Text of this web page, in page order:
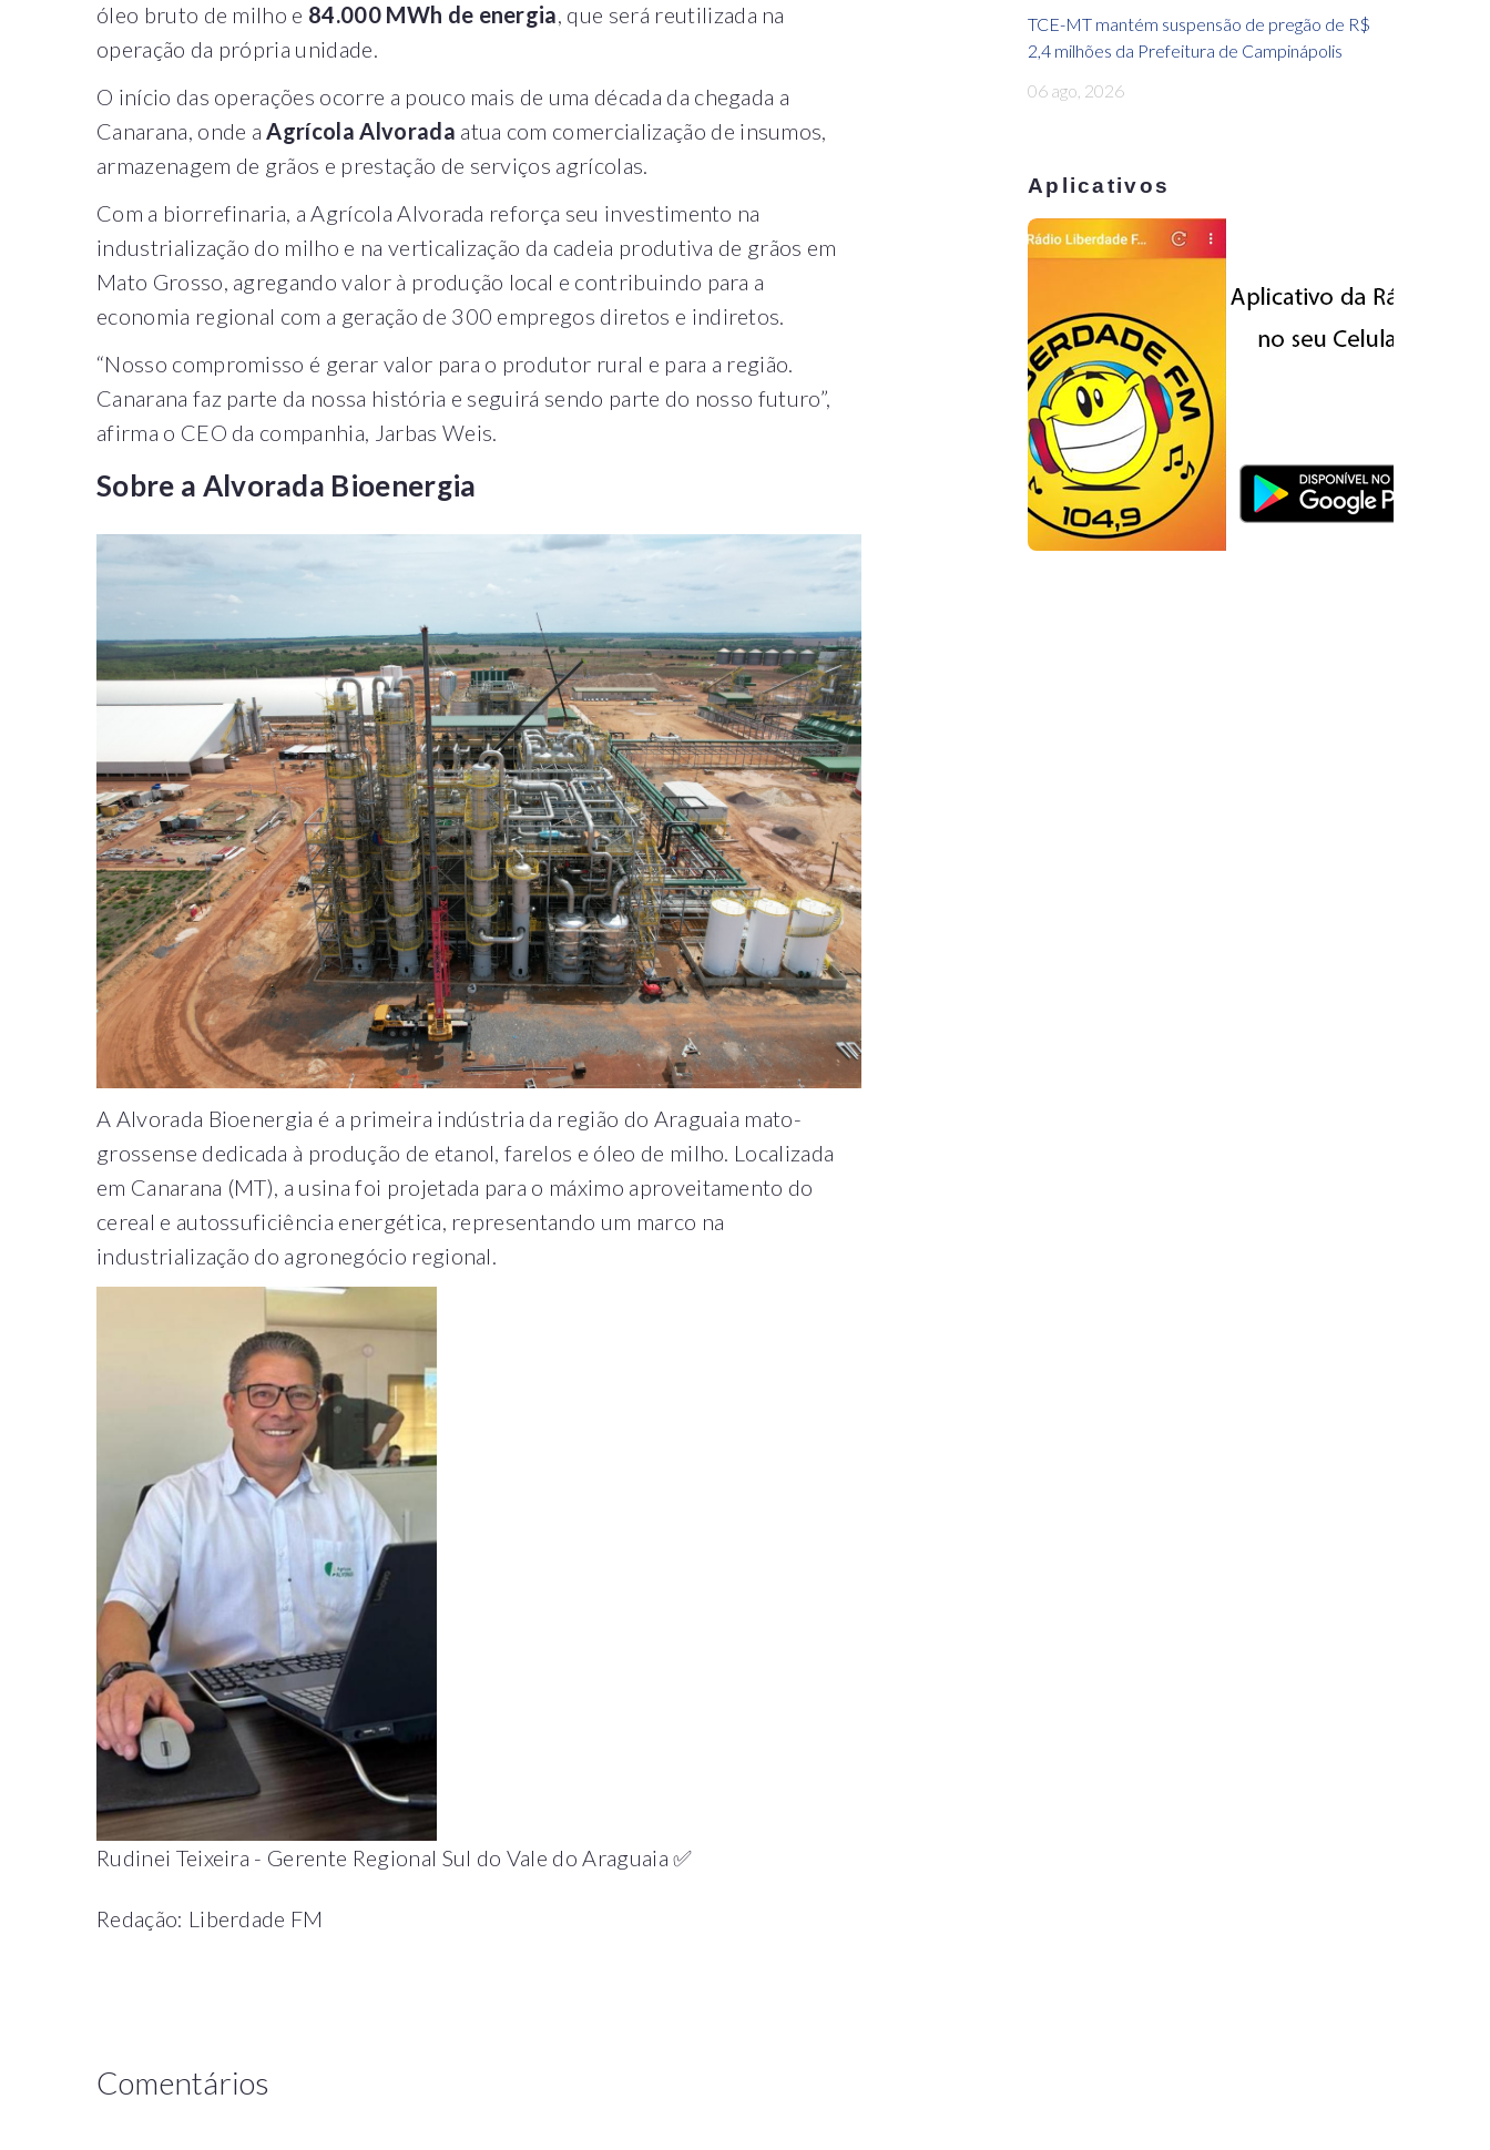
óleo bruto de milho e 84.000 MWh de energia, que será reutilizada na
operação da própria unidade.
O início das operações ocorre a pouco mais de uma década da chegada a
Canarana, onde aAgrícola Alvorada atua com comercialização de insumos,
armazenagem de grãos e prestação de serviços agrícolas.
Com a biorrefinaria, a Agrícola Alvorada reforça seu investimento na
industrialização do milho e na verticalização da cadeia produtiva de grãos em
Mato Grosso, agregando valor à produção local e contribuindo para a
economia regional com a geração de 300 empregos diretos e indiretos.
“Nosso compromisso é gerar valor para o produtor rural e para a região.
Canarana faz parte da nossa história e seguirá sendo parte do nosso futuro”,
afirma o CEO da companhia, Jarbas Weis.
Sobre a Alvorada Bioenergia
A Alvorada Bioenergia é a primeira indústria da região do Araguaia mato-
grossense dedicada à produção de etanol, farelos e óleo de milho. Localizada
em Canarana (MT), a usina foi projetada para o máximo aproveitamento do
cereal e autossuficiência energética, representando um marco na
industrialização do agronegócio regional.
Rudinei Teixeira - Gerente Regional Sul do Vale do Araguaia ✅
Redação: Liberdade FM
Comentários
TCE-MT mantém suspensão de pregão de R$
2,4 milhões da Prefeitura de Campinápolis
06 ago, 2026
Aplicativos